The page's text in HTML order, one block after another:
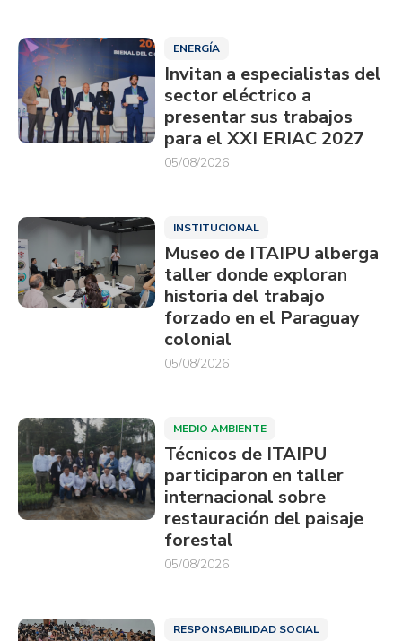
ENERGÍA
Invitan a especialistas del
sector eléctrico a
presentar sus trabajos
para el XXI ERIAC 2027
05/08/2026
INSTITUCIONAL
Museo de ITAIPU alberga
taller donde exploran
historia del trabajo
forzado en el Paraguay
colonial
05/08/2026
MEDIO AMBIENTE
Técnicos de ITAIPU
participaron en taller
internacional sobre
restauración del paisaje
forestal
05/08/2026
RESPONSABILIDAD SOCIAL